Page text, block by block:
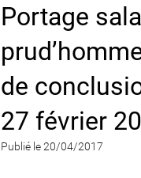
Portage
de
27 février
Publié le 20/04/2017